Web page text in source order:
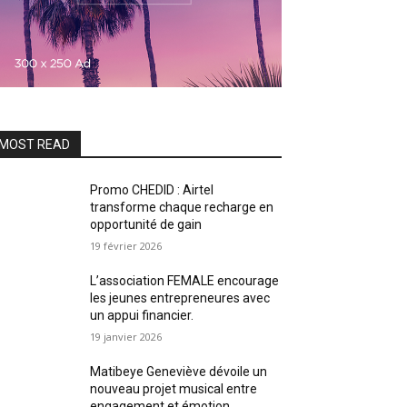
READ
Promo CHEDID : Airtel
transforme chaque recharge en
opportunité de gain
19 février 2026
L’association FEMALE encourage
les jeunes entrepreneures avec
un appui financier.
19 janvier 2026
Matibeye Geneviève dévoile un
nouveau projet musical entre